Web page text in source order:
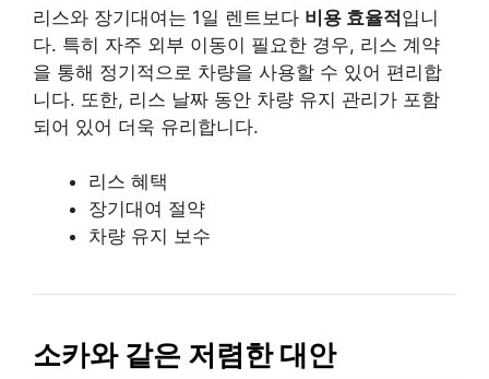
리스와 장기대여는 1일 렌트보다 비용 효율적입니
다. 특히 자주 외부 이동이 필요한 경우, 리스 계약
을 통해 정기적으로 차량을 사용할 수 있어 편리합
니다. 또한, 리스 날짜 동안 차량 유지 관리가 포함
되어 있어 더욱 유리합니다.
리스 혜택
장기대여 절약
차량 유지 보수
소카와 같은 저렴한 대안